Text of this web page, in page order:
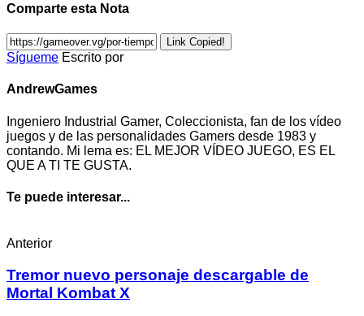
Comparte esta Nota
Link Copied!
Sígueme Escrito por
AndrewGames
Ingeniero Industrial Gamer, Coleccionista, fan de los vídeo
juegos y de las personalidades Gamers desde 1983 y
contando. Mi lema es: EL MEJOR VÍDEO JUEGO, ES EL
QUE A TI TE GUSTA.
Te puede interesar...
Anterior
Tremor nuevo personaje descargable de
Mortal Kombat X